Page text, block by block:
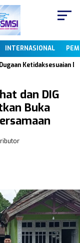
INTERNASIONAL
Ketidaksesuaian Data
dan DIG
Buka